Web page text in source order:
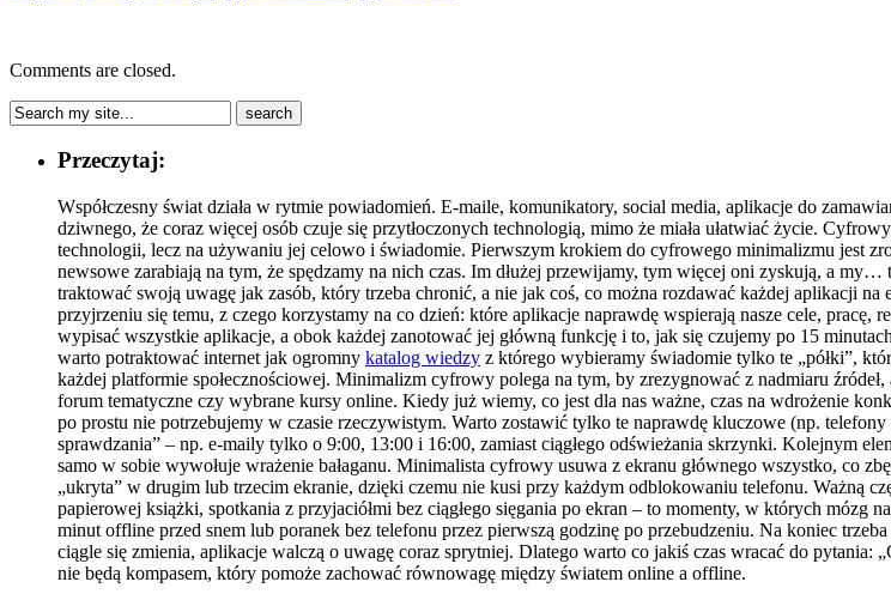
Comments are closed.
Przeczytaj:
Współczesny świat działa w rytmie powiadomień. E-maile, komunikatory, social media, aplikacje do
dziwnego, że coraz więcej osób czuje się przytłoczonych technologią, mimo że miała ułatwiać życie.
technologii, lecz na używaniu jej celowo i świadomie. Pierwszym krokiem do cyfrowego minimalizmu jest
newsowe zarabiają na tym, że spędzamy na nich czas. Im dłużej przewijamy, tym więcej oni zyskują, a
traktować swoją uwagę jak zasób, który trzeba chronić, a nie jak coś, co można rozdawać każdej aplikacji
przyjrzeniu się temu, z czego korzystamy na co dzień: które aplikacje naprawdę wspierają nasze cele,
wypisać wszystkie aplikacje, a obok każdej zanotować jej główną funkcję i to, jak się czujemy po 15
warto potraktować internet jak ogromny katalog wiedzy z którego wybieramy świadomie tylko te „półki”,
każdej platformie społecznościowej. Minimalizm cyfrowy polega na tym, by zrezygnować z nadmiaru
forum tematyczne czy wybrane kursy online. Kiedy już wiemy, co jest dla nas ważne, czas na wdrożenie
po prostu nie potrzebujemy w czasie rzeczywistym. Warto zostawić tylko te naprawdę kluczowe (np.
sprawdzania” – np. e-maily tylko o 9:00, 13:00 i 16:00, zamiast ciągłego odświeżania skrzynki. Kolejnym
samo w sobie wywołuje wrażenie bałaganu. Minimalista cyfrowy usuwa z ekranu głównego wszystko, co
„ukryta” w drugim lub trzecim ekranie, dzięki czemu nie kusi przy każdym odblokowaniu telefonu. Ważną
papierowej książki, spotkania z przyjaciółmi bez ciągłego sięgania po ekran – to momenty, w których
minut offline przed snem lub poranek bez telefonu przez pierwszą godzinę po przebudzeniu. Na koniec
ciągle się zmienia, aplikacje walczą o uwagę coraz sprytniej. Dlatego warto co jakiś czas wracać do
nie będą kompasem, który pomoże zachować równowagę między światem online a offline.